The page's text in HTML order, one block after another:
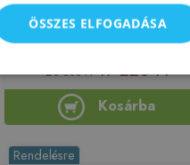
Azonosító: 212289
Cikkszám: BTR6BL
20 500 Ft 17 220 Ft
Kosárba
Rendelésre
ÖSSZES ELFOGADÁSA